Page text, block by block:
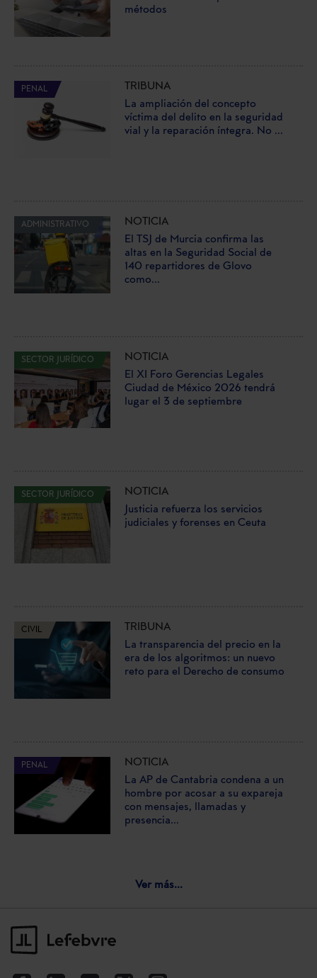
métodos
PENAL
TRIBUNA
La ampliación del concepto
víctima del delito en la seguridad
vial y la reparación íntegra. No ...
ADMINISTRATIVO
NOTICIA
El TSJ de Murcia confirma las
altas en la Seguridad Social de
140 repartidores de Glovo
como...
SECTOR JURÍDICO
NOTICIA
El XI Foro Gerencias Legales
Ciudad de México 2026 tendrá
lugar el 3 de septiembre
SECTOR JURÍDICO
NOTICIA
Justicia refuerza los servicios
judiciales y forenses en Ceuta
CIVIL
TRIBUNA
La transparencia del precio en la
era de los algoritmos: un nuevo
reto para el Derecho de consumo
PENAL
NOTICIA
La AP de Cantabria condena a un
hombre por acosar a su expareja
con mensajes, llamadas y
presencia...
Ver más...